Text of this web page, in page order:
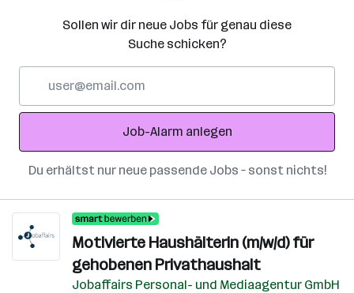
Sollen wir dir neue Jobs für genau diese
Suche schicken?
Adresse
Job-Alarm anlegen
Du erhältst nur neue passende Jobs – sonst nichts!
Motivierte Haushälterin (m/w/d) für
gehobenen Privathaushalt
Jobaffairs Personal- und Mediaagentur GmbH